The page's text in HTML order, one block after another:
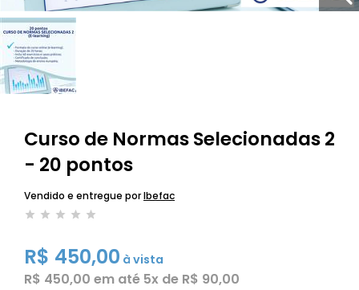
Curso de Normas Selecionadas 2
- 20 pontos
Vendido e entregue porIbefac
R$ 450,00 à vista
R$ 450,00 em até 5x de R$ 90,00